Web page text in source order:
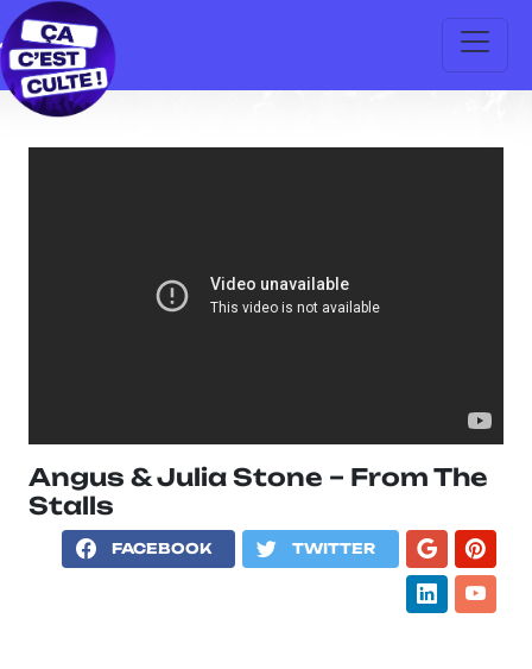
Angus & Julia Stone – From The
Stalls
FACEBOOK TWITTER